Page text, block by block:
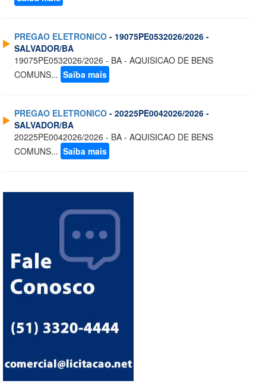
PREGAO ELETRONICO - 19075PE0532026/2026 -
SALVADOR/BA
19075PE0532026/2026 - BA - AQUISICAO DE BENS
COMUNS... Saiba mais
PREGAO ELETRONICO - 20225PE0042026/2026 -
SALVADOR/BA
20225PE0042026/2026 - BA - AQUISICAO DE BENS
COMUNS... Saiba mais